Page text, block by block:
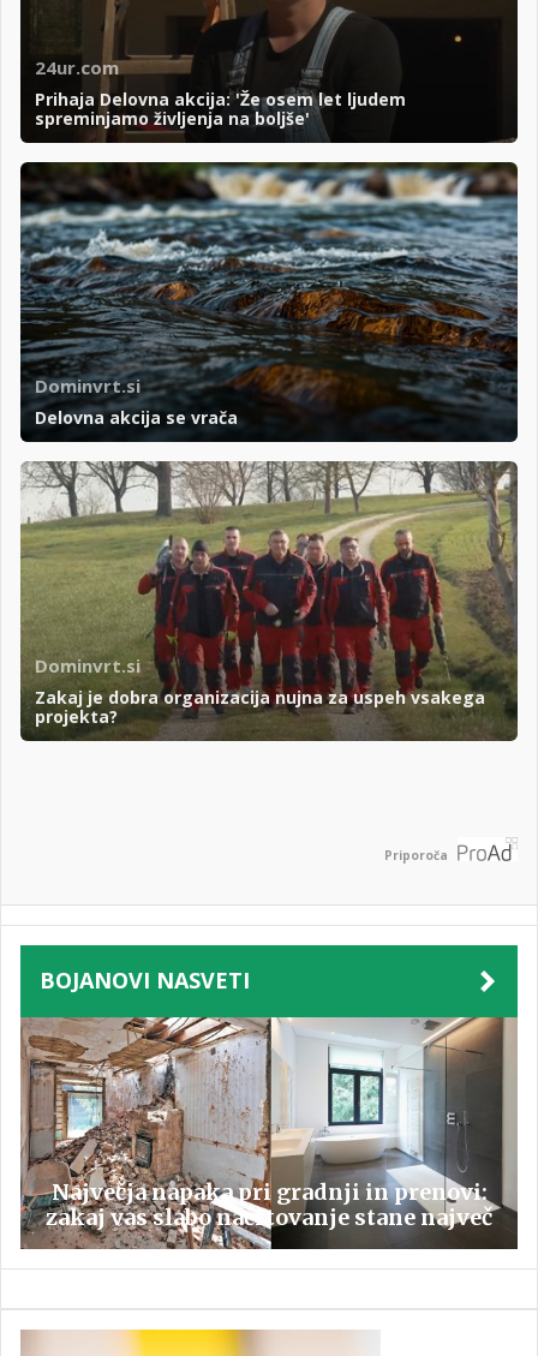
24ur.com
Prihaja Delovna akcija: 'Že osem let ljudem
spreminjamo življenja na boljše'
Dominvrt.si
Delovna akcija se vrača
Dominvrt.si
Zakaj je dobra organizacija nujna za uspeh vsakega
projekta?
Priporoča
BOJANOVI NASVETI
Največja napaka pri gradnji in prenovi:
zakaj vas slabo načrtovanje stane največ